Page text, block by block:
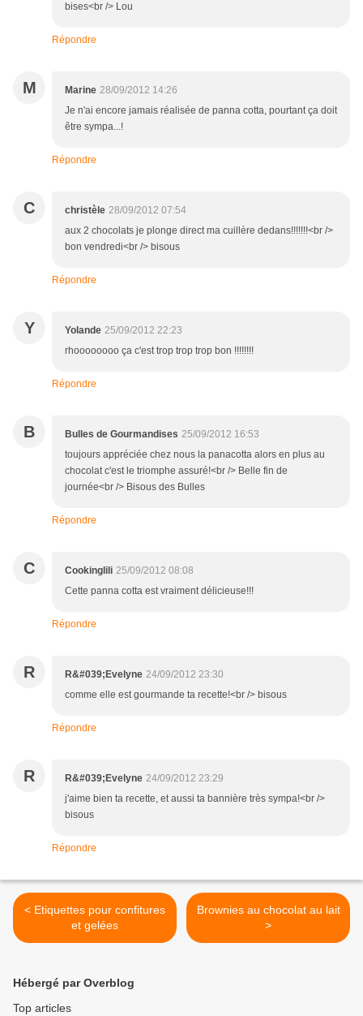
bises<br /> Lou
Répondre
M Marine 28/09/2012 14:26
Je n'ai encore jamais réalisée de panna cotta, pourtant ça doit
être sympa...!
Répondre
C christèle 28/09/2012 07:54
aux 2 chocolats je plonge direct ma cuillère dedans!!!!!!!<br />
bon vendredi<br /> bisous
Répondre
Y Yolande 25/09/2012 22:23
rhoooooooo ça c'est trop trop trop bon !!!!!!!!
Répondre
B Bulles de Gourmandises 25/09/2012 16:53
toujours appréciée chez nous la panacotta alors en plus au
chocolat c'est le triomphe assuré!<br /> Belle fin de
journée<br /> Bisous des Bulles
Répondre
C Cookinglili 25/09/2012 08:08
Cette panna cotta est vraiment délicieuse!!!
Répondre
R R&#039;Evelyne 24/09/2012 23:30
comme elle est gourmande ta recette!<br /> bisous
Répondre
R R&#039;Evelyne 24/09/2012 23:29
j'aime bien ta recette, et aussi ta bannière très sympa!<br />
bisous
Répondre
< Etiquettes pour confitures
et gelées
Brownies au chocolat au lait
>
Hébergé par Overblog
Top articles